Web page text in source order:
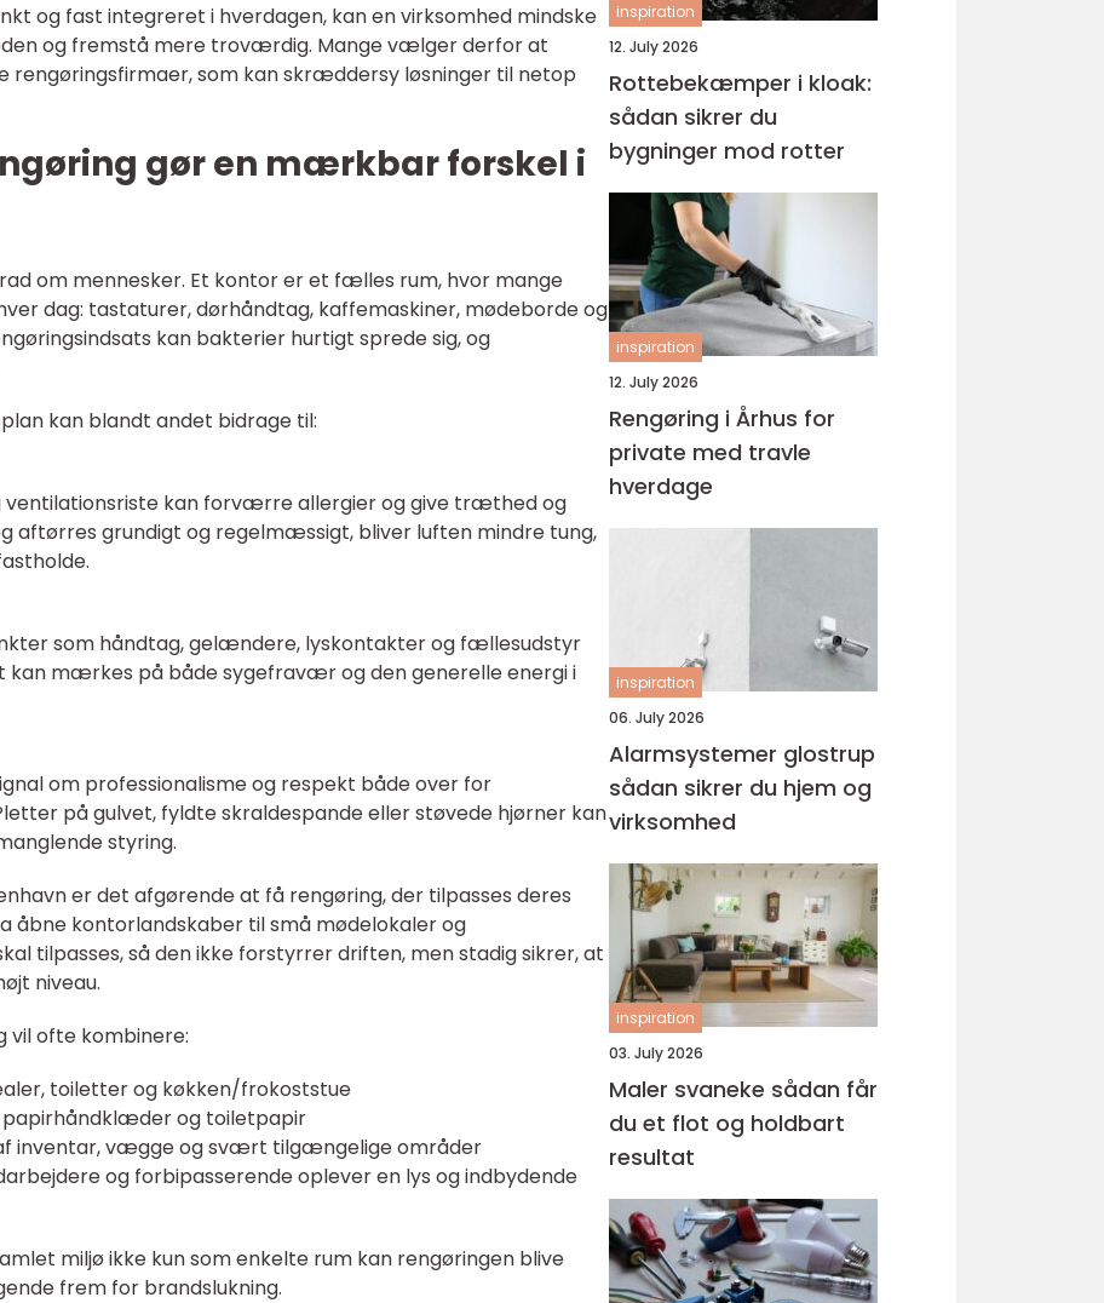
og fast integreret i hverdagen, kan en virksomhed mindske
og fremstå mere troværdig. Mange vælger derfor at
rengøringsfirmaer, som kan skræddersy løsninger til netop
gør en mærkbar forskel i
om mennesker. Et kontor er et fælles rum, hvor mange
dag: tastaturer, dørhåndtag, kaffemaskiner, mødeborde og
kan bakterier hurtigt sprede sig, og
kan blandt andet bidrage til:
kan forværre allergier og give træthed og
aftørres grundigt og regelmæssigt, bliver luften mindre tung,
som håndtag, gelændere, lyskontakter og fællesudstyr
kan mærkes på både sygefravær og den generelle energi i
om professionalisme og respekt både over for
på gulvet, fyldte skraldespande eller støvede hjørner kan
styring.
er det afgørende at få rengøring, der tilpasses deres
åbne kontorlandskaber til små mødelokaler og
tilpasses, så den ikke forstyrrer driften, men stadig sikrer, at
niveau.
vil ofte kombinere:
toiletter og køkken/frokoststue
og toiletpapir
inventar, vægge og svært tilgængelige områder
og forbipasserende oplever en lys og indbydende
miljø ikke kun som enkelte rum kan rengøringen blive
frem for brandslukning.
inspiration
12. July 2026
Rottebekæmper i kloak:
sådan sikrer du
bygninger mod rotter
inspiration
12. July 2026
Rengøring i Århus for
private med travle
hverdage
inspiration
06. July 2026
Alarmsystemer glostrup
sådan sikrer du hjem og
virksomhed
inspiration
03. July 2026
Maler svaneke sådan får
du et flot og holdbart
resultat